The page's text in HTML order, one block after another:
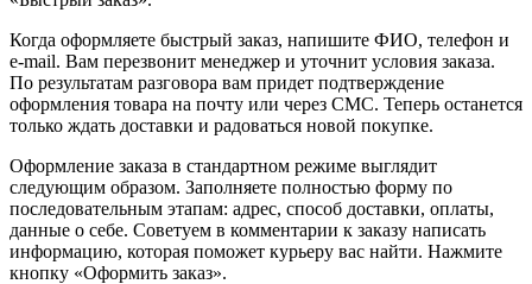
Когда оформляете быстрый заказ, напишите ФИО, телефон и
e-mail. Вам перезвонит менеджер и уточнит условия заказа.
По результатам разговора вам придет подтверждение
оформления товара на почту или через СМС. Теперь останется
только ждать доставки и радоваться новой покупке.
Оформление заказа в стандартном режиме выглядит
следующим образом. Заполняете полностью форму по
последовательным этапам: адрес, способ доставки, оплаты,
данные о себе. Советуем в комментарии к заказу написать
информацию, которая поможет курьеру вас найти. Нажмите
кнопку «Оформить заказ».